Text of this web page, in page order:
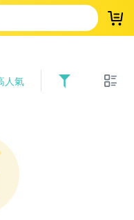
登
人氣